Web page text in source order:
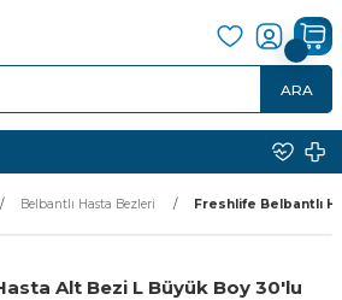
ARA
Belbantlı Hasta Bezleri Freshlife Belbantlı
Alt Bezi L Büyük Boy 30'lu